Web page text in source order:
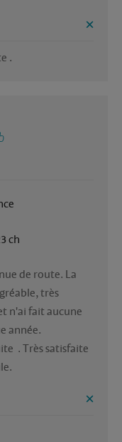
.
ch
de route. La
très
n'ai fait aucune
année.
. Très satisfaite